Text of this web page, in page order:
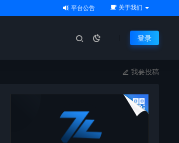
平台公告 关于我们
登录
我要投稿